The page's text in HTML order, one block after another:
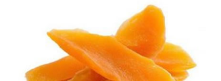
ΛΕΠΤΟΜΈΡΕΙΕΣ